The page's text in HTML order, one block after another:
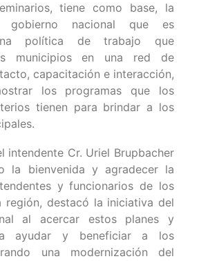
tiene como base, la
gobierno nacional que es
política de trabajo que
municipios en una red de
capacitación e interacción,
los programas que los
tienen para brindar a los
intendente Cr. Uriel Brupbacher
la bienvenida y agradecer la
y funcionarios de los
región, destacó la iniciativa del
al acercar estos planes y
ayudar y beneficiar a los
una modernización del